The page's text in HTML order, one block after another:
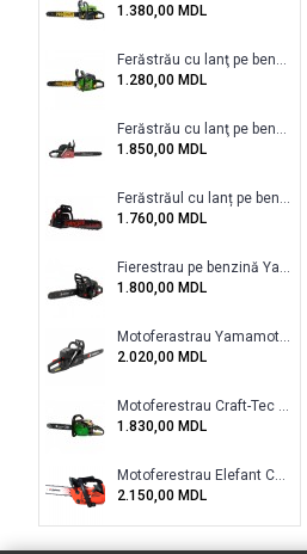
1.380,00 MDL
Ferăstrău cu lanţ pe benzină Procraft GS50
1.280,00 MDL
Ferăstrău cu lanţ pe benzină Могилев БМ-5.5
1.850,00 MDL
Ferăstrăul cu lanț pe benzină Vega VSG-53H
1.760,00 MDL
Fierestrau pe benzină Yamamoto CS-4558
1.800,00 MDL
Motoferastrau Yamamoto CS 4552
2.020,00 MDL
Motoferestrau Craft-Tec CT-5000
1.830,00 MDL
Motoferestrau Elefant CS2500
2.150,00 MDL